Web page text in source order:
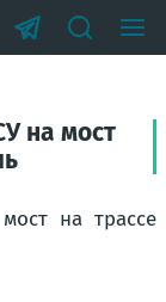
на мост
на трассе